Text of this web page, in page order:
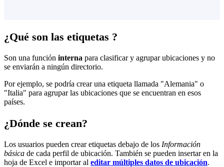
¿Qué son las etiquetas ?
Son una función interna para clasificar y agrupar ubicaciones y no
se enviarán a ningún directorio.
Por ejemplo, se podría crear una etiqueta llamada "Alemania" o
"Italia" para agrupar las ubicaciones que se encuentran en esos
países.
¿Dónde se crean?
Los usuarios pueden crear etiquetas debajo de los Información
básica de cada perfil de ubicación. También se pueden insertar en la
hoja de Excel e importar al editar múltiples datos de ubicación.